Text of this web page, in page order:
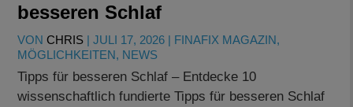
besseren Schlaf
VONCHRIS |JULI 17, 2026 | FINAFIX MAGAZIN,
MÖGLICHKEITEN, NEWS
Tipps für besseren Schlaf – Entdecke 10
wissenschaftlich fundierte Tipps für besseren Schlaf